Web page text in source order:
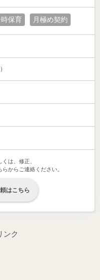
保育 月極め契約
は、修正、
からご連絡ください。
はこちら
ンク